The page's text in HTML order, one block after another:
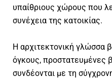
υπαίθριους χώρους που
συνέχεια της κατοικίας.
Η αρχιτεκτονική γλώσσα
όγκους, προστατευμένες
συνδέονται με τη